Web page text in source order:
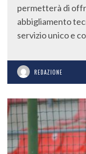
permetterà di
abbigliamento
servizio unico e
REDAZIONE